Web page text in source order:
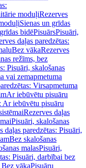
moduļiRezerves
Sienas un grīdas
bidēPisuārsPisuāri,
daļas paredzētas:
Bez vākaRezerves
režīms, bez
Pisuāri, skalošanas
vai zemapmetuma
Virsapmetuma
Ar iebūvētu pisuāru
Ar iebūvētu pisuāru
Rezerves daļas
Pisuāri, skalošanas
daļas paredzētas: Pisuāri,
Bez skalošanas
malasPisuāri,
Pisuāri, darbībai bez
Bez vākaPisuāru